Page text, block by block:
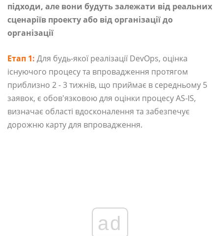
підходи, але вони будуть залежати від реальних
сценаріїв проекту або від організації до
організації
Етап 1: Для будь-якої реалізації DevOps, оцінка
існуючого процесу та впровадження протягом
приблизно 2 - 3 тижнів, що приймає в середньому 5
заявок, є обов'язковою для оцінки процесу AS-IS,
визначає області вдосконалення та забезпечує
дорожню карту для впровадження.
ad